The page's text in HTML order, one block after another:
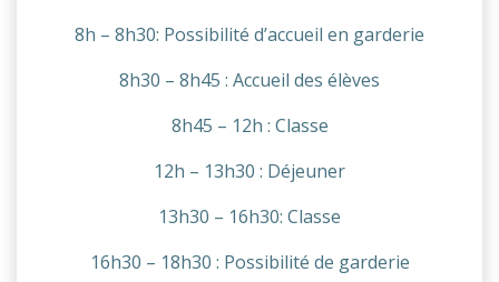
8h – 8h30: Possibilité d’accueil en garderie
8h30 – 8h45 : Accueil des élèves
8h45 – 12h : Classe
12h – 13h30 : Déjeuner
13h30 – 16h30: Classe
16h30 – 18h30 : Possibilité de garderie